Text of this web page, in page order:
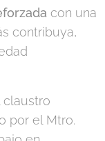
con una
contribuya,
claustro
por el Mtro.